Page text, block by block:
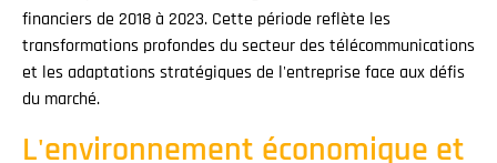
financiers de 2018 à 2023. Cette période reflète les
transformations profondes du secteur des télécommunications
et les adaptations stratégiques de l'entreprise face aux défis
du marché.
L'environnement économique et